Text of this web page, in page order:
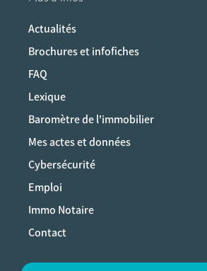
Actualités
Brochures et infofiches
FAQ
Lexique
Baromètre de l'immobilier
Mes actes et données
Cybersécurité
Emploi
Immo Notaire
Contact